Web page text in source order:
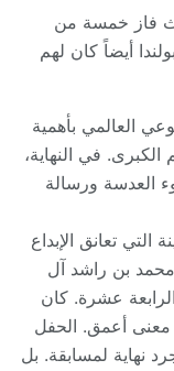
فاز خمسة من
أيضاً كان لهم
العالمي بأهمية
في النهاية،
العدسة ورسالة
تعانق الإبداع
محمد بن راشد آل
عشرة. كان
أعمق. الحفل
نهاية لمسابقة. بل